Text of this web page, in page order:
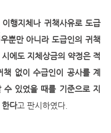
이행지체나 귀책사유로 도급
뿐만 아니라 도급인의 귀책
에도 지체상금의 약정은 적
책 없이 수급인이 공사를 계
있었을 때를 기준으로 지
한다고 판시하였다.